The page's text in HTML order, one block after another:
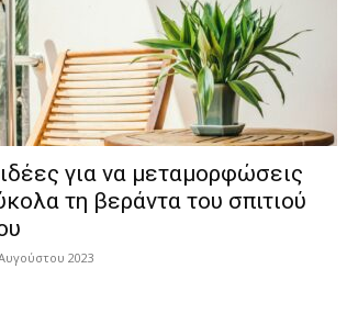
για να μεταμορφώσεις
τη βεράντα του σπιτιού
2023